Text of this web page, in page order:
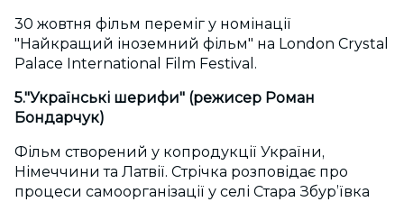
30 жовтня фільм переміг у номінації
"Найкращий іноземний фільм" на London Crystal
Palace International Film Festival.
5."Українські шерифи" (режисер Роман
Бондарчук)
Фільм створений у копродукції України,
Німеччини та Латвії. Стрічка розповідає про
процеси самоорганізації у селі Стара Збур’ївка